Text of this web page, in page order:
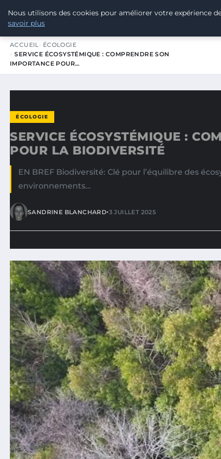
TOUR DE FRANCE POUR LE
ACCUEIL
ÉCOLOGIE
SERVICE ÉCOSYSTÉMIQUE : COMPRENDRE SON
IMPORTANCE POUR…
ÉCOLOGIE
SERVICE ÉCOSYSTÉMIQUE :
POUR LA BIODIVERSITÉ
EN BREF Biodiversité: Clé pour l’équilibre des
environnements…
SANDRINE BLANCHARD•3 JUILLET 2025
Nous utilisons des cookies pour améliorer votre expérience
savoir plus